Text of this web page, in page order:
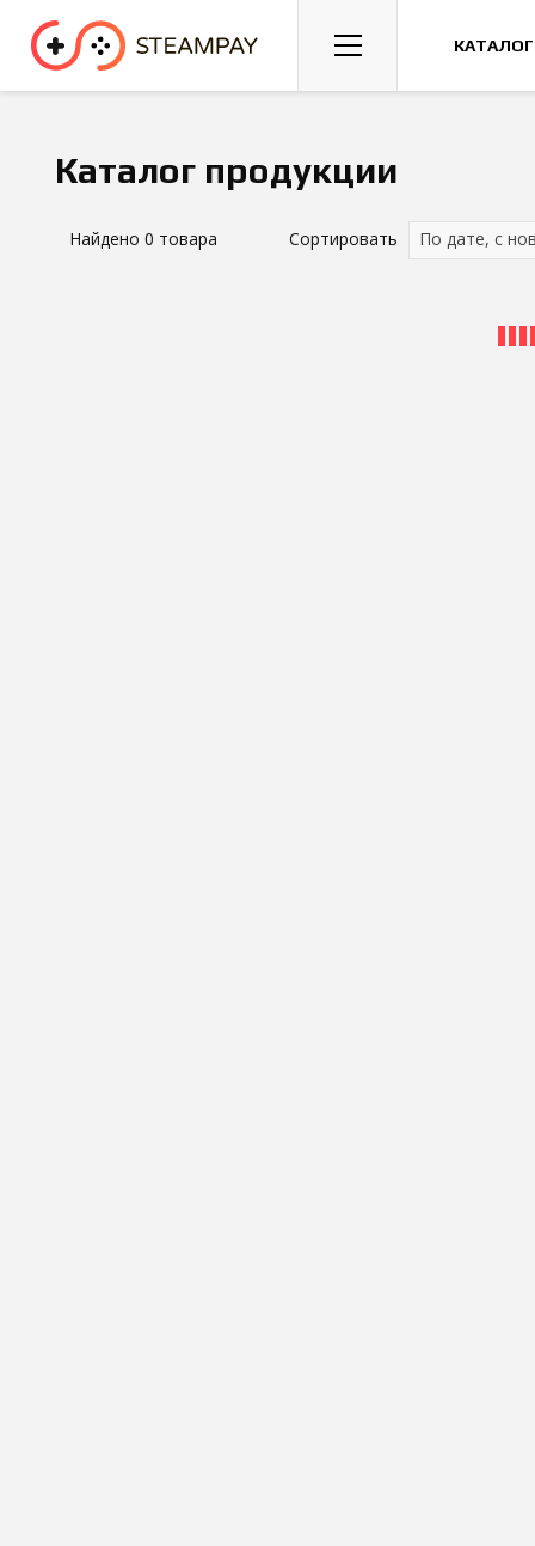
Спорт Гонки Казуальные
Каталог продукции
Найдено 0 товара Сортировать По дате, с